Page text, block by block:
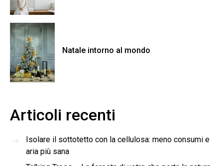
Natale intorno al mondo
Articoli recenti
Isolare il sottotetto con la cellulosa: meno consumi e
aria più sana